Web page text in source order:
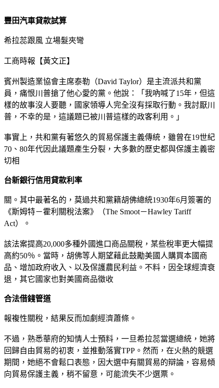
豐田汽車貸款試算
希拉蕊跟風 立場髮夾彎
工商時報【黃文正】
賓州製造業協會主席泰勒（David Taylor）是主流派共和黨
員，痛恨川普搶了他心愛的黨。他說：「我吶喊了15年，但這
樣的故事沒人要聽，國家領導人完全沒有採取行動。我討厭川
普，不幸的是，這議題已被川普這樣的政客利用。」
事實上，共和黨有著悠久的貿易保護主義傳統，雖曾在19世紀
70、80年代因此議題產生分裂，大多數的歷史都與保護主義密
切相
台新銀行信用貸款利率
關。其中最著名的，莫過共和黨籍胡佛總統1930年6月簽署的
《斯姆特－霍利關稅法案》（The Smoot－Hawley Tariff
Act）。
該法案提高20,000多種外國進口商品關稅，某些稅率更大幅提
高約50％。當時，胡佛等人期望藉此鼓勵美國人購買本國商
品、增加政府收入、以及保護農民利益。不料，因全球經濟衰
退，其它國家也對美國商品徵收
合法借錢管道
報複性關稅，結果反而加劇經濟蕭條。
不過，熟悉華府的知情人士預料，一旦希拉蕊當選總統，她將
回歸自由貿易的初衷，並推動落實TPP。然而，在火熱的競選
期間，她絕不會鬆口表態，因大選中有關貿易的辯論，容易傾
向貿易保護主義，稍不留意，可能流失不少選票。